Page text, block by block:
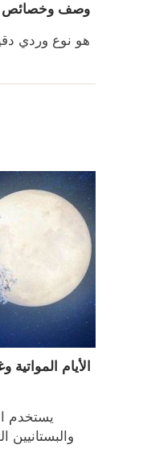
وصف وخصائص
الأيام
يستخدم
والبستانيين